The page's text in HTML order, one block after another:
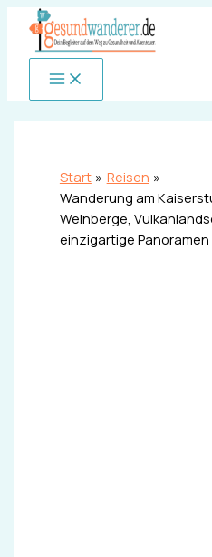
Inhalt
springen
Start
Reisen
Wanderung am
Weinberge,
einzigartige Panoramen